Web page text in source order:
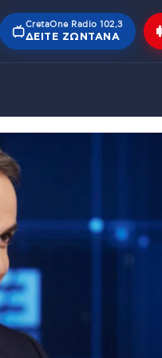
CretaOne Radio 102,3
ΔΕΊΤΕ ΖΩΝΤΑΝΆ